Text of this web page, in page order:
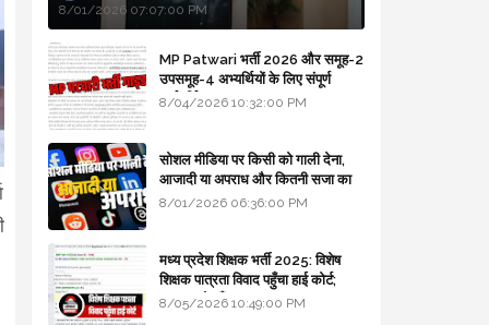
8/01/2026 07:07:00 PM
MP Patwari भर्ती 2026 और समूह-2
उपसमूह-4 अभ्यर्थियों के लिए संपूर्ण
मार्गदर्शिका
8/04/2026 10:32:00 PM
सोशल मीडिया पर किसी को गाली देना,
आजादी या अपराध और कितनी सजा का
प्रावधान - free legal advice
8/01/2026 06:36:00 PM
मध्य प्रदेश शिक्षक भर्ती 2025: विशेष
शिक्षक पात्रता विवाद पहुँचा हाई कोर्ट;
सरकार से माँगा जवाब
8/05/2026 10:49:00 PM